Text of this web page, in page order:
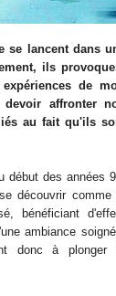
se lancent dans
ils
de
affronter
au fait qu'ils
début des années
découvrir comme
bénéficiant
ambiance
donc à plonger